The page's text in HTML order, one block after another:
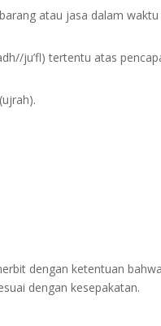
atau jasa dalam
ju’fl) tertentu atas
dengan ketentuan
dengan kesepakatan.